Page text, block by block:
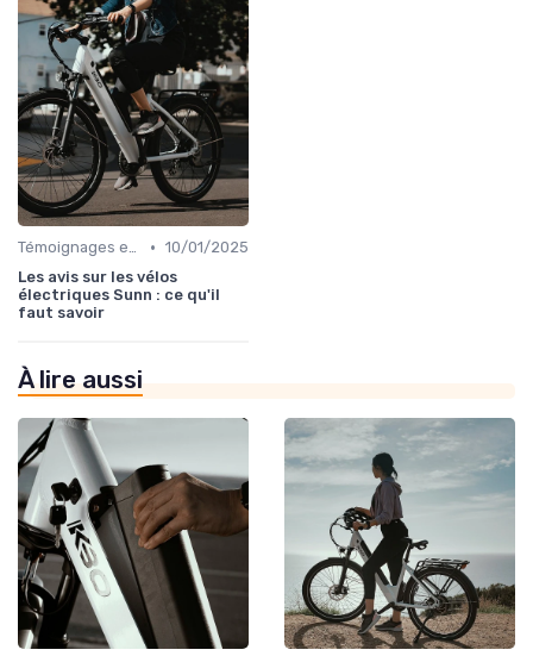
Témoignages et retours d'utilisateurs • 10/01/2025
Les avis sur les vélos
électriques Sunn : ce qu'il
faut savoir
À lire aussi